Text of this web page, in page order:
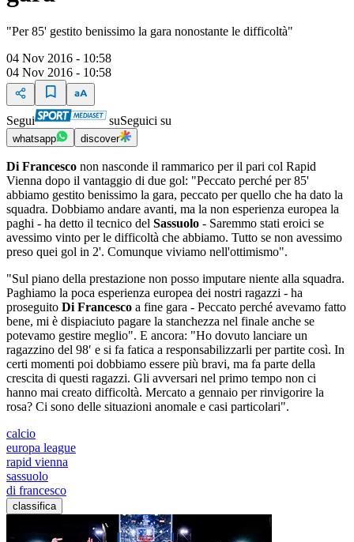
"Per 85' gestito benissimo la gara nonostante le difficoltà"
04 Nov 2016 - 10:58
04 Nov 2016 - 10:58
Segui suSeguici su
whatsapp discover
Di Francesco non nasconde il rammarico per il pari col Rapid
Vienna dopo il vantaggio di due gol: "Peccato perché per 85'
abbiamo gestito benissimo la gara, peccato per quello che ha dato la
squadra. Dobbiamo andare avanti, ma la non esperienza europea la
paghi - ha detto il tecnico del Sassuolo - Saremmo stati eroici se
avessimo vinto per le difficoltà che abbiamo. Tutto se non avessimo
preso quei gol in 2'. Comunque viviamo nell'ottimismo".
"Sul piano della prestazione non posso imputare niente alla squadra.
Paghiamo la poca esperienza europea dei nostri ragazzi - ha
proseguito Di Francesco a fine gara - Peccato perché avevamo fatto
bene, mi è dispiaciuto pagare la stanchezza nel finale anche se
potevamo gestire meglio". E ancora: "Ho dovuto lanciare un
ragazzino del 98′ e si fa fatica a responsabilizzarli per partite così. In
certi momenti poi dobbiamo essere più bravi, ma fa parte della
crescita di questi ragazzi. Gli avversari nel primo tempo non ci
hanno mai creato difficoltà. Mercato a gennaio per rinvigorire la
rosa? Ci sono delle situazioni anomale e casi particolari".
calcio
europa league
rapid vienna
sassuolo
di francesco
classifica